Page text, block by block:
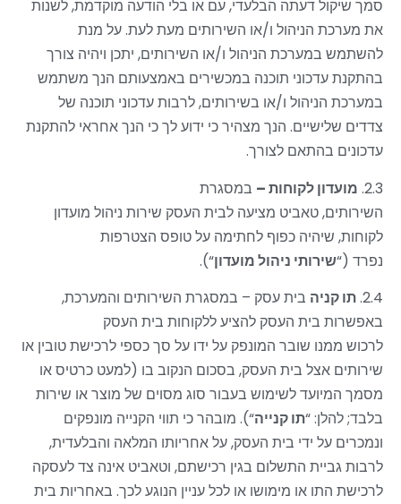
סמך שיקול דעתה הבלעדי, עם או בלי הודעה מוקדמת, לשנות
את מערכת הניהול ו/או השירותים מעת לעת. על מנת
להשתמש במערכת הניהול ו/או השירותים, יתכן ויהיה צורך
בהתקנת עדכוני תוכנה במכשירים באמצעותם הנך משתמש
במערכת הניהול ו/או בשירותים, לרבות עדכוני תוכנה של
צדדים שלישיים. הנך מצהיר כי ידוע לך כי הנך אחראי להתקנת
עדכונים בהתאם לצורך.
2.3. מועדון לקוחות – במסגרת
השירותים, טאביט מציעה לבית העסק שירות ניהול מועדון
לקוחות, שיהיה כפוף לחתימה על טופס הצטרפות
נפרד (“שירותי ניהול מועדון“).
2.4. תו קניה בית עסק – במסגרת השירותים והמערכת,
באפשרות בית העסק להציע ללקוחות בית העסק
לרכוש ממנו שובר המונפק על ידו על סך כספי לרכישת טובין או
שירותים אצל בית העסק, בסכום הנקוב בו (למעט כרטיס או
מסמך המיועד לשימוש בעבור סוג מסוים של מוצר או שירות
בלבד; להלן: “תו קנייה“). מובהר כי תווי הקנייה מונפקים
ונמכרים על ידי בית העסק, על אחריותו המלאה והבלעדית,
לרבות גביית התשלום בגין רכישתם, וטאביט אינה צד לעסקה
לרכישת התו או מימושו או לכל עניין הנוגע לכך. באחריות בית